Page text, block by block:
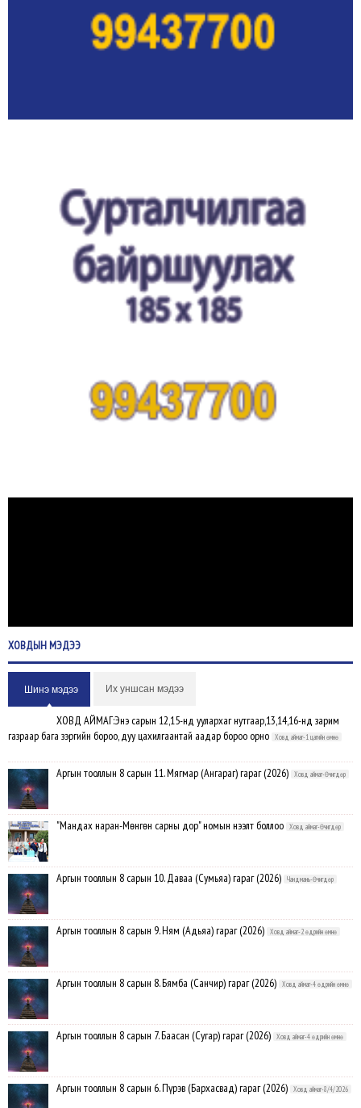
ХОВДЫНМЭДЭЭ
Шинэ мэдээ Их уншсан мэдээ
ХОВД АЙМАГ:Энэ сарын 12,15-нд уулархаг нутгаар,13,14,16-нд зарим
газраар бага зэргийн бороо, дуу цахилгаантай аадар бороо орно
Ховд аймаг-1 цагийн өмнө
Аргын тооллын 8 сарын 11. Мягмар (Ангараг) гараг (2026) Ховд аймаг-Өчигдөр
"Мандах наран-Мөнгөн сарны дор" номын нээлт боллоо Ховд аймаг-Өчигдөр
Аргын тооллын 8 сарын 10. Даваа (Сумьяа) гараг (2026) Чандмань-Өчигдөр
Аргын тооллын 8 сарын 9. Ням (Адьяа) гараг (2026) Ховд аймаг-2 өдрийн өмнө
Аргын тооллын 8 сарын 8. Бямба (Санчир) гараг (2026) Ховд аймаг-4 өдрийн өмнө
Аргын тооллын 8 сарын 7. Баасан (Сугар) гараг (2026) Ховд аймаг-4 өдрийн өмнө
Аргын тооллын 8 сарын 6. Пүрэв (Бархасвад) гараг (2026) Ховд аймаг-8/4/2026